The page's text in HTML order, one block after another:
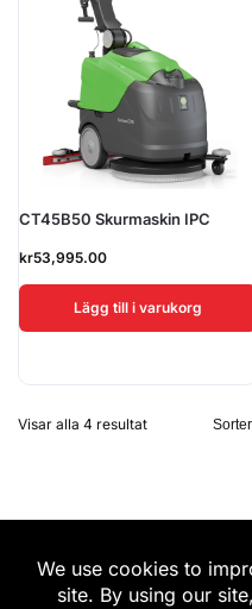
CT45B50 Skurmaskin IPC
kr53,995.00
Lägg till i varukorg
Visar alla 4 resultat